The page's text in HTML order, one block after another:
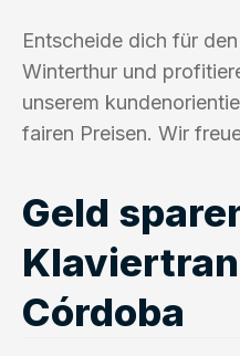
Entscheide dich für
Winterthur und
unserem
fairen Preisen. Wir
Geld
Córdoba